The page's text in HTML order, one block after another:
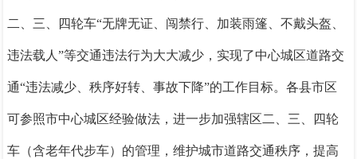
二、三、四轮车“无牌无证、闯禁行、加装雨篷、不戴头盔、
违法载人”等交通违法行为大大减少，实现了中心城区道路交
通“违法减少、秩序好转、事故下降”的工作目标。各县市区
可参照市中心城区经验做法，进一步加强辖区二、三、四轮
车（含老年代步车） 的管理，维护城市道路交通秩序，提高